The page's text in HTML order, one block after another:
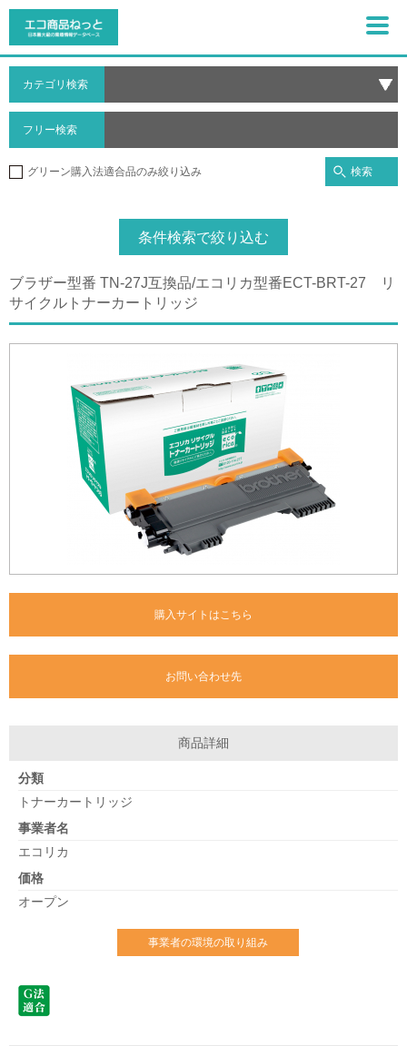
カテゴリ検索
フリー検索
グリーン購入法適合品のみ絞り込み 検索
条件検索で絞り込む
ブラザー型番 TN-27J互換品/エコリカ型番ECT-BRT-27 リ
サイクルトナーカートリッジ
購入サイトはこちら
お問い合わせ先
商品詳細
分類
トナーカートリッジ
事業者名
エコリカ
価格
オープン
事業者の環境の取り組み